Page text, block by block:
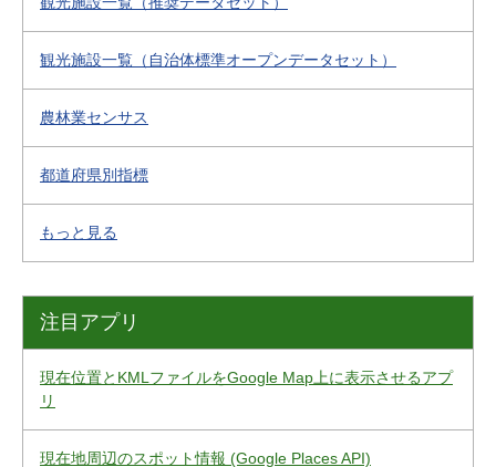
観光施設一覧（自治体標準オープンデータセット）
農林業センサス
都道府県別指標
もっと見る
注目アプリ
現在位置とKMLファイルをGoogle Map上に表示させるアプ
リ
現在地周辺のスポット情報 (Google Places API)